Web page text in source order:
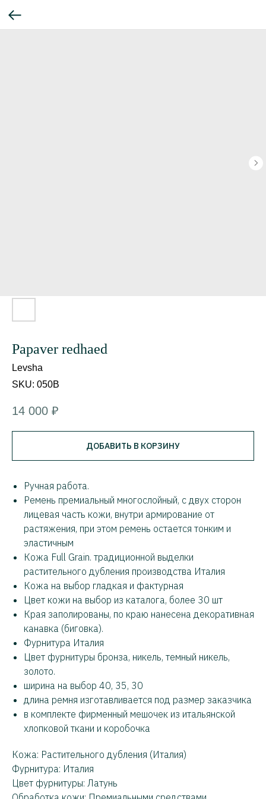
Papaver redhaed
Levsha
SKU: 050B
14 000 ₽
ДОБАВИТЬ В КОРЗИНУ
Ручная работа.
Ремень премиальный многослойный, с двух сторон
лицевая часть кожи, внутри армирование от
растяжения, при этом ремень остается тонким и
эластичным
Кожа Full Grain. традиционной выделки
растительного дубления производства Италия
Кожа на выбор гладкая и фактурная
Цвет кожи на выбор из каталога, более 30 шт
Края заполированы, по краю нанесена декоративная
канавка (биговка).
Фурнитура Италия
Цвет фурнитуры бронза, никель, темный никель,
золото.
ширина на выбор 40, 35, 30
длина ремня изготавливается под размер заказчика
в комплекте фирменный мешочек из итальянской
хлопковой ткани и коробочка
Кожа: Растительного дубления (Италия)
Фурнитура: Италия
Цвет фурнитуры: Латунь